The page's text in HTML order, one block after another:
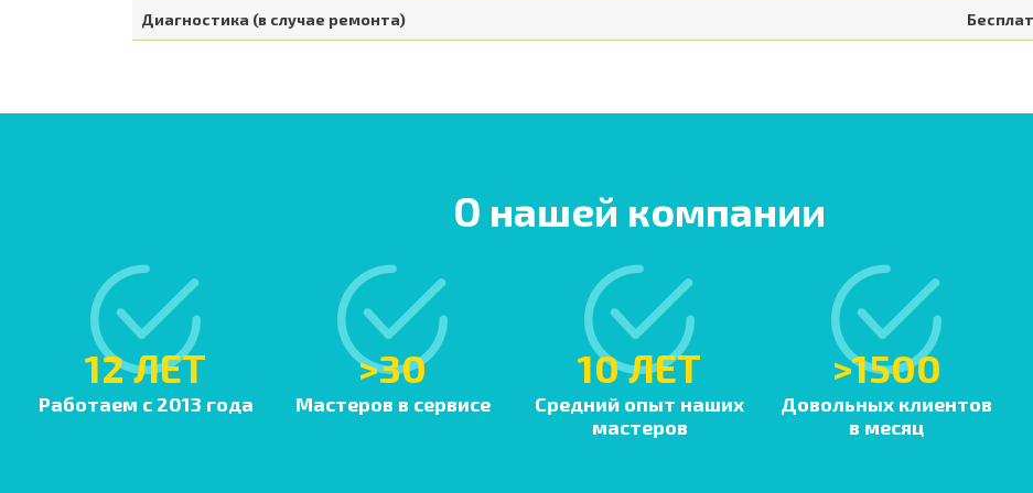
Диагностика (в случае ремонта)
О нашей компании
12 ЛЕТ
Работаем с 2013 года
>30
Мастеров в сервисе
10 ЛЕТ
Средний опыт наших
мастеров
>1500
Довольных клиентов
в месяц